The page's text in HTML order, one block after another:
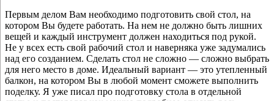
Первым делом Вам необходимо подготовить свой стол, на
котором Вы будете работать. На нем не должно быть лишних
вещей и каждый инструмент должен находиться под рукой.
Не у всех есть свой рабочий стол и наверняка уже задумались
над его созданием. Сделать стол не сложно — сложно выбрать
для него место в доме. Идеальный вариант — это утепленный
балкон, на котором Вы в любой момент сможете выполнить
поделку. Я уже писал про подготовку стола в отдельной